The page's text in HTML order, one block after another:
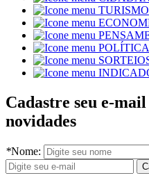
TURISMO
POLÍTICA
Cadastre seu e-mail
novidades
*Nome: